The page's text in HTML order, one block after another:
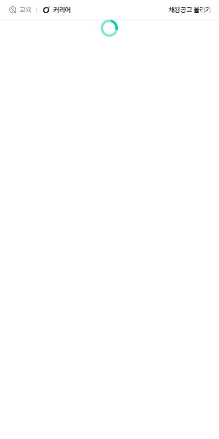
교육 커리어 채용공고 올리기